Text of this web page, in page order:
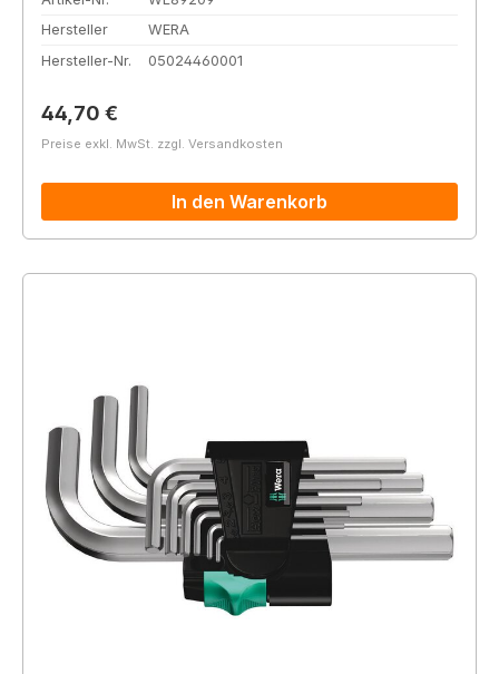
Hersteller
WERA
Hersteller-Nr.
05024460001
Regulärer Preis:
44,70 €
Preise exkl. MwSt. zzgl. Versandkosten
In den Warenkorb